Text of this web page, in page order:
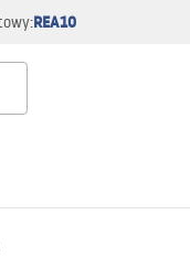
REA10